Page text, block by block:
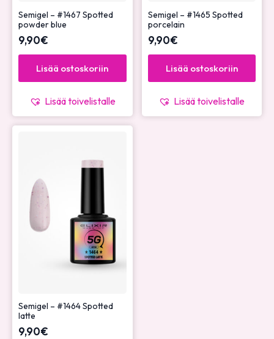
Semigel – #1467 Spotted
powder blue
9,90€
Lisää ostoskoriin
Lisää toivelistalle
Semigel – #1465 Spotted
porcelain
9,90€
Lisää ostoskoriin
Lisää toivelistalle
Semigel – #1464 Spotted
latte
9,90€